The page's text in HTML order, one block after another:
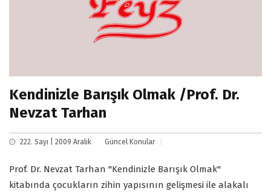
Kendinizle Barışık Olmak /Prof. Dr.
Nevzat Tarhan
222. Sayı | 2009 Aralık Güncel Konular
Prof. Dr. Nevzat Tarhan "Kendinizle Barışık Olmak"
kitabında çocukların zihin yapısının gelişmesi ile alakalı